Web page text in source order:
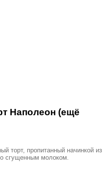
Наполеон (ещё
торт, пропитанный начинкой из
сгущенным молоком.